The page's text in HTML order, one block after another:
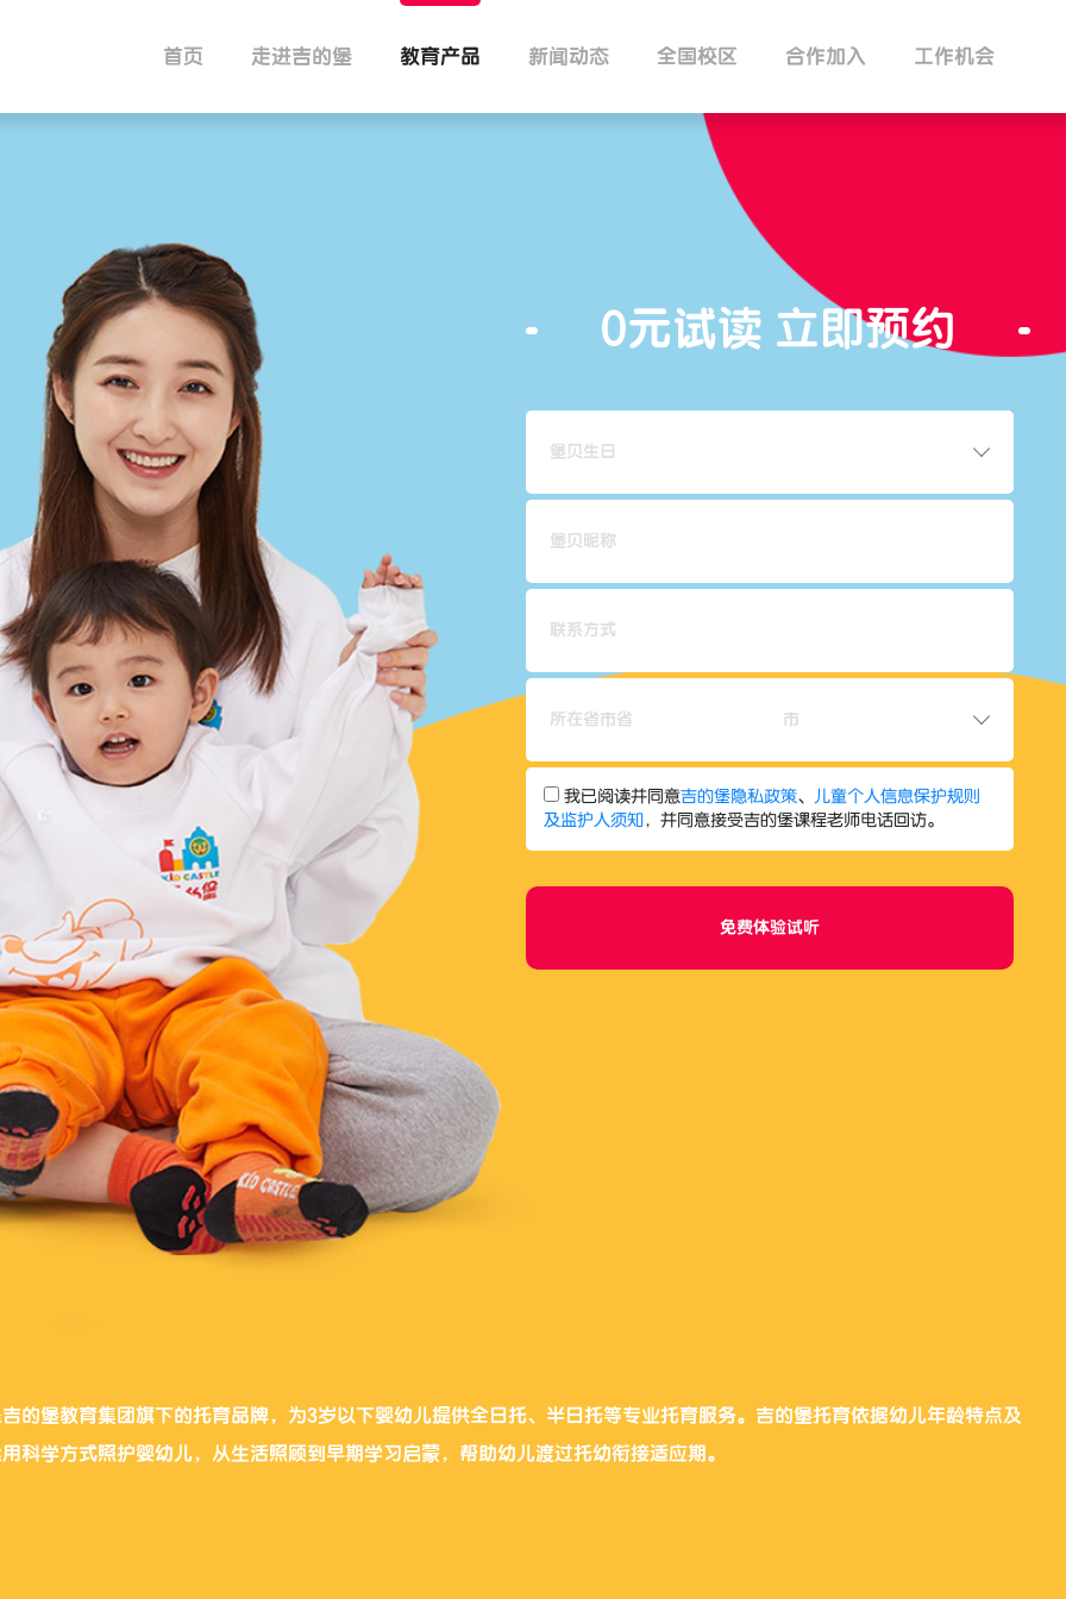
首页 走进吉的堡 教育产品 新闻动态 全国校区 合作加入 工作机会
吉的堡成长中心
0元试读 立即预约
所在省市
我已阅读并同意吉的堡隐私政策、
儿童个人信息保护规则
及监护人须知 ，并同意接受吉的堡课程老师电话回访。
免费体验试听
的堡教育集团旗下的托育品牌，为3岁以下婴幼儿提供全日托、半日托等专业托育服务。吉的堡托育依据幼儿年龄特点及
科学方式照护婴幼儿，从生活照顾到早期学习启蒙，帮助幼儿渡过托幼衔接适应期。